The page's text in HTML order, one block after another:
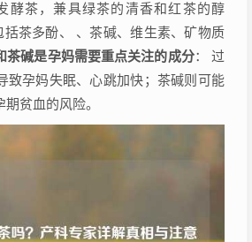
酵茶，兼具绿茶的清香和红茶的醇
括茶多酚、 、茶碱、维生素、矿物质
茶碱是孕妈需要重点关注的成分： 过
致孕妈失眠、心跳加快；茶碱则可能
贫血的风险。